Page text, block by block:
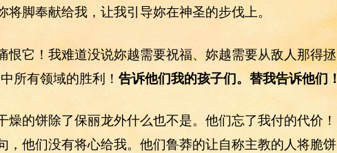
脚奉献给我，让我引导妳在神圣的步伐上。
它！我难道没说妳越需要祝福、妳越需要从敌人那得拯
所有领域的胜利！告诉他们我的孩子们。替我告诉他们！
的饼除了保丽龙外什么也不是。他们忘了我付的代价！
，他们没有将心给我。他们鲁莽的让自称主教的人将脆饼